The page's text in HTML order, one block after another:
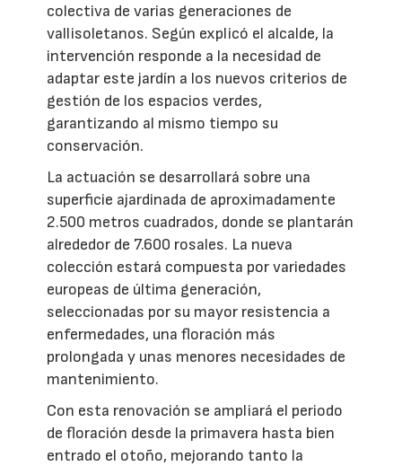
colectiva de varias generaciones de
vallisoletanos. Según explicó el alcalde, la
intervención responde a la necesidad de
adaptar este jardín a los nuevos criterios de
gestión de los espacios verdes,
garantizando al mismo tiempo su
conservación.
La actuación se desarrollará sobre una
superficie ajardinada de aproximadamente
2.500 metros cuadrados, donde se plantarán
alrededor de 7.600 rosales. La nueva
colección estará compuesta por variedades
europeas de última generación,
seleccionadas por su mayor resistencia a
enfermedades, una floración más
prolongada y unas menores necesidades de
mantenimiento.
Con esta renovación se ampliará el periodo
de floración desde la primavera hasta bien
entrado el otoño, mejorando tanto la